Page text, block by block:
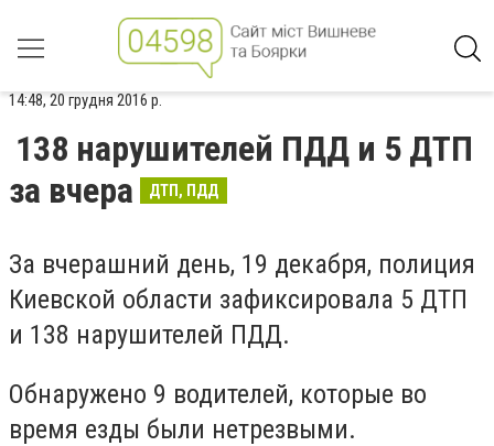
14:48, 20 грудня 2016 р.
138 нарушителей ПДД и 5 ДТП
за вчера
ДТП, ПДД
За вчерашний день, 19 декабря, полиция
Киевской области зафиксировала 5 ДТП
и 138 нарушителей ПДД.
Обнаружено 9 водителей, которые во
время езды были нетрезвыми.